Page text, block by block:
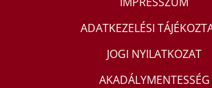
ADATKEZELÉSI
JOGI NYILATKOZAT
AKADÁLYMENTESSÉG